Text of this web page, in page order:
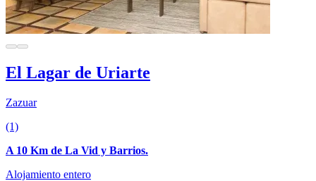
El Lagar de Uriarte
Zazuar
(1)
A 10 Km de La Vid y Barrios.
Alojamiento entero